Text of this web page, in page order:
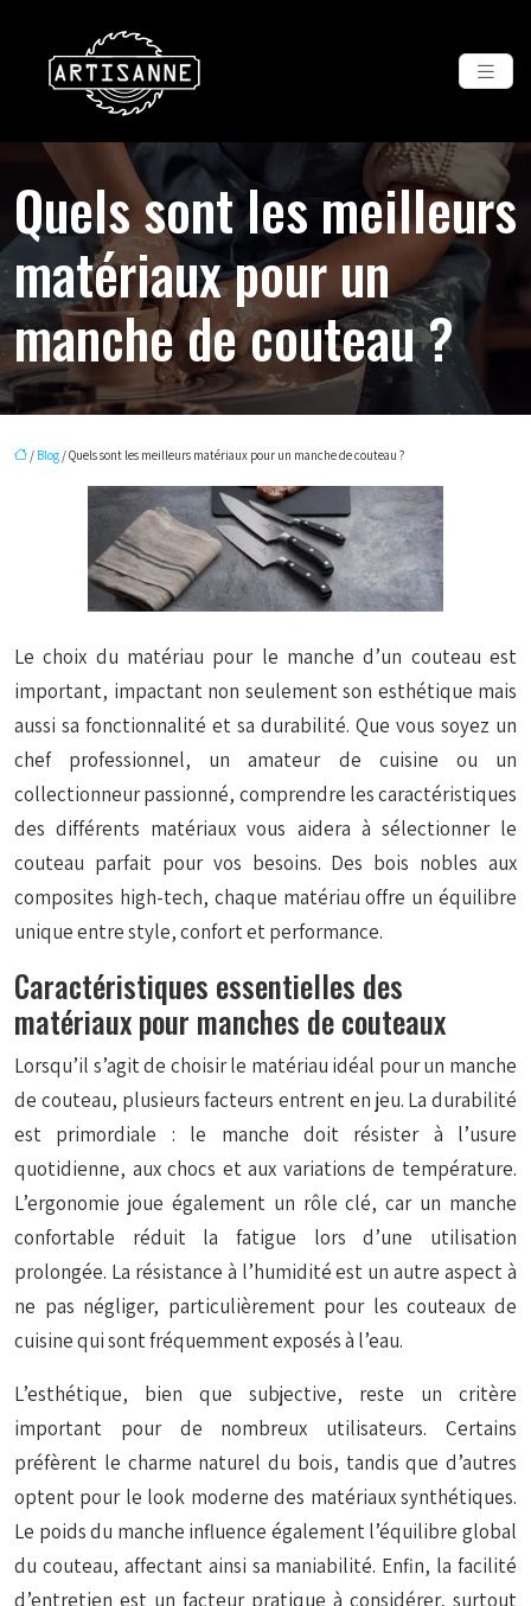
Quels sont les meilleurs
matériaux pour un
manche de couteau ?
/ Blog / Quels sont les meilleurs matériaux pour un manche de couteau ?
Le choix du matériau pour le manche d’un couteau est
important, impactant non seulement son esthétique mais
aussi sa fonctionnalité et sa durabilité. Que vous soyez un
chef professionnel, un amateur de cuisine ou un
collectionneur passionné, comprendre les caractéristiques
des différents matériaux vous aidera à sélectionner le
couteau parfait pour vos besoins. Des bois nobles aux
composites high-tech, chaque matériau offre un équilibre
unique entre style, confort et performance.
Caractéristiques essentielles des
matériaux pour manches de couteaux
Lorsqu’il s’agit de choisir le matériau idéal pour un manche
de couteau, plusieurs facteurs entrent en jeu. La durabilité
est primordiale : le manche doit résister à l’usure
quotidienne, aux chocs et aux variations de température.
L’ergonomie joue également un rôle clé, car un manche
confortable réduit la fatigue lors d’une utilisation
prolongée. La résistance à l’humidité est un autre aspect à
ne pas négliger, particulièrement pour les couteaux de
cuisine qui sont fréquemment exposés à l’eau.
L’esthétique, bien que subjective, reste un critère
important pour de nombreux utilisateurs. Certains
préfèrent le charme naturel du bois, tandis que d’autres
optent pour le look moderne des matériaux synthétiques.
Le poids du manche influence également l’équilibre global
du couteau, affectant ainsi sa maniabilité. Enfin, la facilité
d’entretien est un facteur pratique à considérer, surtout